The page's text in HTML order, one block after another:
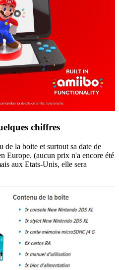
chiffres
de la boite et surtout sa date de
Europe. (aucun prix n'a encore été
aux Etats-Unis, elle sera